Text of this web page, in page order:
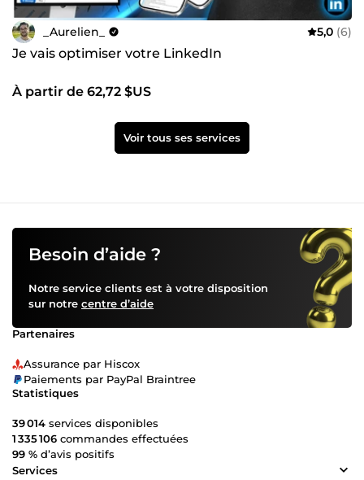
_Aurelien_ 5,0 (6)
Je vais optimiser votre LinkedIn
À partir de 62,72 $US
Voir tous ses services
Besoin d’aide ?
Notre service clients est à votre disposition
sur notre centre d’aide
Partenaires
Assurance par Hiscox
Paiements par PayPal Braintree
Statistiques
39 014 services disponibles
1 335 106 commandes effectuées
99 % d’avis positifs
Services